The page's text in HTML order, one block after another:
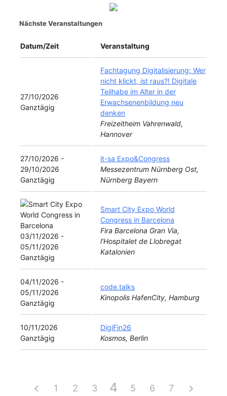
Nächste Veranstaltungen
Datum/Zeit Veranstaltung
27/10/2026
Ganztägig
Fachtagung Digitalisierung: Wer
nicht klickt, ist raus?! Digitale
Teilhabe im Alter in der
Erwachsenenbildung neu
denken
Freizeitheim Vahrenwald,
Hannover
27/10/2026 -
29/10/2026
Ganztägig
it-sa Expo&Congress
Messezentrum Nürnberg Ost,
Nürnberg Bayern
03/11/2026 -
05/11/2026
Ganztägig
Smart City Expo World
Congress in Barcelona
Fira Barcelona Gran Via,
l'Hospitalet de Llobregat
Katalonien
04/11/2026 -
05/11/2026
Ganztägig
code.talks
Kinopolis HafenCity, Hamburg
10/11/2026
Ganztägig
DigiFin26
Kosmos, Berlin
1 2 3 4 5 6 7